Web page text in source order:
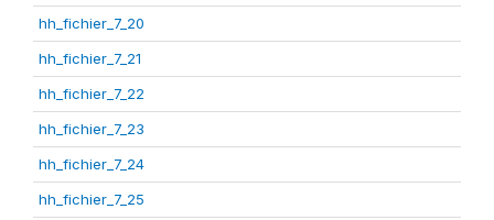
hh_fichier_7_20
hh_fichier_7_21
hh_fichier_7_22
hh_fichier_7_23
hh_fichier_7_24
hh_fichier_7_25